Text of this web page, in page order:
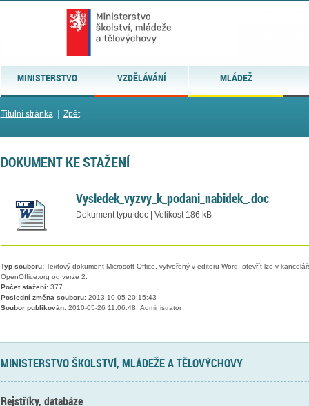
MINISTERSTVO VZDĚLÁVÁNÍ MLÁDEŽ
Titulní stránka| Zpět
DOKUMENT KE STAŽENÍ
Vysledek_vyzvy_k_podani_nabidek_.doc
Dokument typu doc | Velikost 186 kB
Typ souboru:Textový dokument Microsoft Office, vytvořený v editoru Word, otevřít lze v
OpenOffice.org od verze 2.
Počet stažení:377
Poslední změna souboru:2013-10-05 20:15:43
Soubor publikován:2010-05-26 11:06:48, Administrator
MINISTERSTVO ŠKOLSTVÍ, MLÁDEŽE A TĚLOVÝCHOVY
Rejstříky, databáze